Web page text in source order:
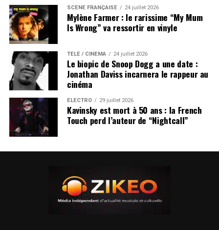
SCÈNE FRANÇAISE 24 juillet 2026
Mylène Farmer : le rarissime “My Mum
Is Wrong” va ressortir en vinyle
TÉLÉ / CINÉMA 24 juillet 2026
Le biopic de Snoop Dogg a une date :
Jonathan Daviss incarnera le rappeur au
cinéma
ÉLECTRO 29 juillet 2026
Kavinsky est mort à 50 ans : la French
Touch perd l’auteur de “Nightcall”